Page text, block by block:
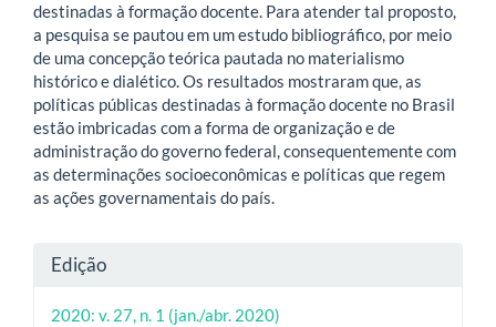
destinadas à formação docente. Para atender tal proposto,
a pesquisa se pautou em um estudo bibliográfico, por meio
de uma concepção teórica pautada no materialismo
histórico e dialético. Os resultados mostraram que, as
políticas públicas destinadas à formação docente no Brasil
estão imbricadas com a forma de organização e de
administração do governo federal, consequentemente com
as determinações socioeconômicas e políticas que regem
as ações governamentais do país.
Detalhes
do
Edição
2020: v. 27, n. 1 (jan./abr. 2020)